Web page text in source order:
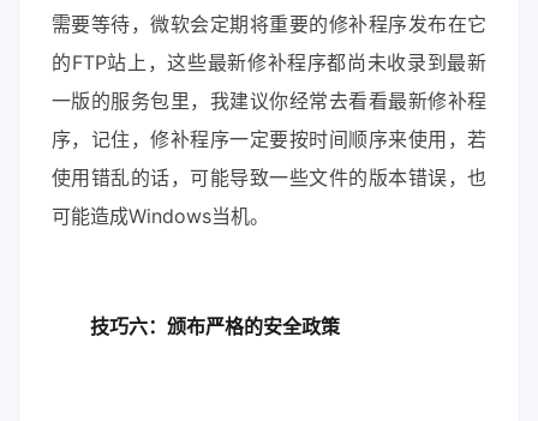
需要等待，微软会定期将重要的修补程序发布在它
的FTP站上，这些最新修补程序都尚未收录到最新
一版的服务包里，我建议你经常去看看最新修补程
序，记住，修补程序一定要按时间顺序来使用，若
使用错乱的话，可能导致一些文件的版本错误，也
可能造成Windows当机。
技巧六：颁布严格的安全政策